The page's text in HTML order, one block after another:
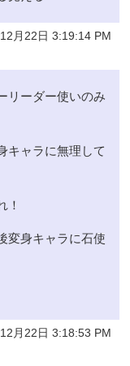
月22日 3:19:14 PM
リーダー使いのみ
キャラに無理して
！
変身キャラに石使
月22日 3:18:53 PM